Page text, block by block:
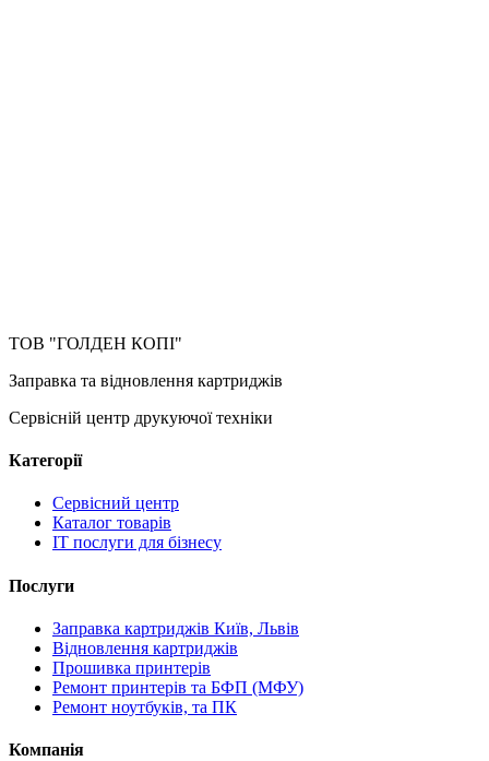
ТОВ "ГОЛДЕН КОПІ"
Заправка та відновлення картриджів
Сервісній центр друкуючої техніки
Категорії
Сервісний центр
Каталог товарів
IT послуги для бізнесу
Послуги
Заправка картриджів Київ, Львів
Відновлення картриджів
Прошивка принтерів
Ремонт принтерів та БФП (МФУ)
Ремонт ноутбуків, та ПК
Компанія